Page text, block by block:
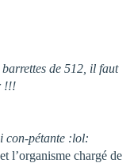
de 512, il faut
!!!
con-pétante :lol:
l’organisme chargé de